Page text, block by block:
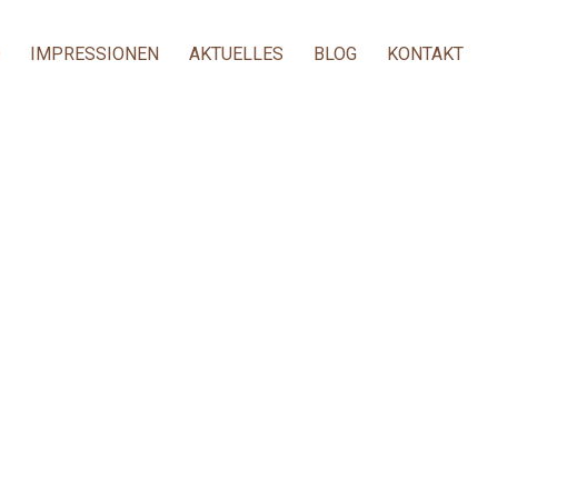
IMPRESSIONEN AKTUELLES BLOG KONTAKT